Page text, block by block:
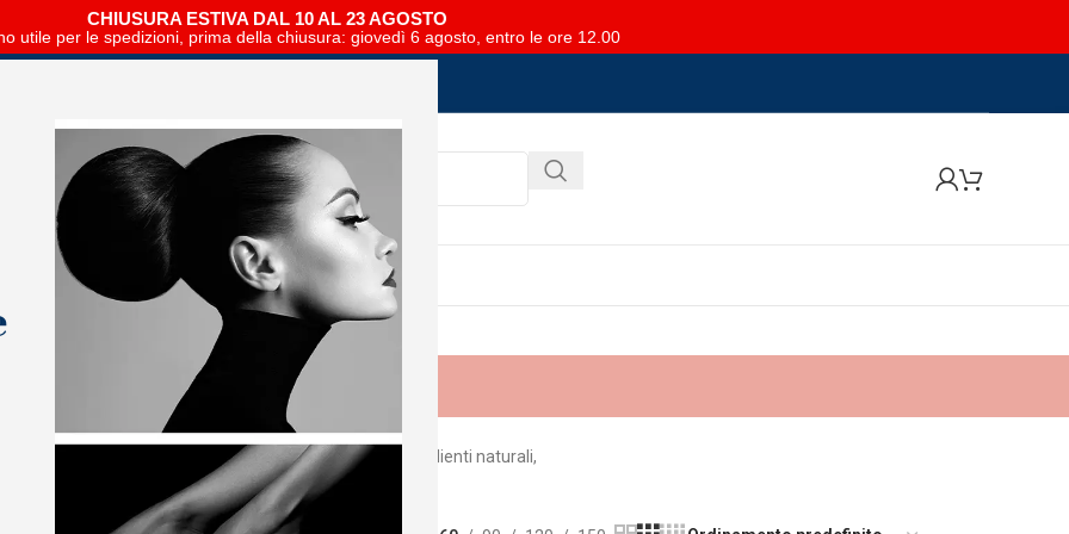
CHIUSURA ESTIVA DAL 10 AL 23 AGOSTO
utile per le spedizioni, prima della chiusura: giovedì 6 agosto, entro le ore 12.00
mente, corpo e umore!
di massaggio con diversi oli profumati ricco di ingredienti naturali,
E, che rendono la pelle morbida, elastica e tonica.